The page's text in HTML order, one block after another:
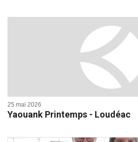
25 mai 2026
Yaouank Printemps - Loudéac